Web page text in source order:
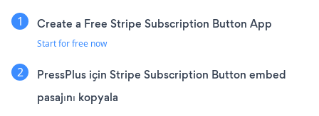
Create a Free Stripe Subscription Button App
Start for free now
PressPlus için Stripe Subscription Button embed
pasajını kopyala